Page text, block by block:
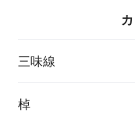
三味線
棹